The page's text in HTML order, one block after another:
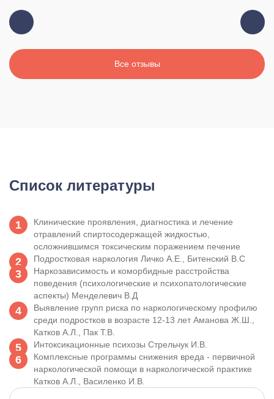
Все отзывы
Список литературы
Клинические проявления, диагностика и лечение
отравлений спиртосодержащей жидкостью,
осложнившимся токсическим поражением печение
Подростковая наркология Личко А.Е., Битенский В.С
Наркозависимость и коморбидные расстройства
поведения (психологические и психопатологические
аспекты) Менделевич В.Д
Выявление групп риска по наркологическому профилю
среди подростков в возрасте 12-13 лет Аманова Ж.Ш.,
Катков А.Л., Пак Т.В.
Интоксикационные психозы Стрельчук И.В.
Комплексные программы снижения вреда - первичной
наркологической помощи в наркологической практике
Катков А.Л., Василенко И.В.